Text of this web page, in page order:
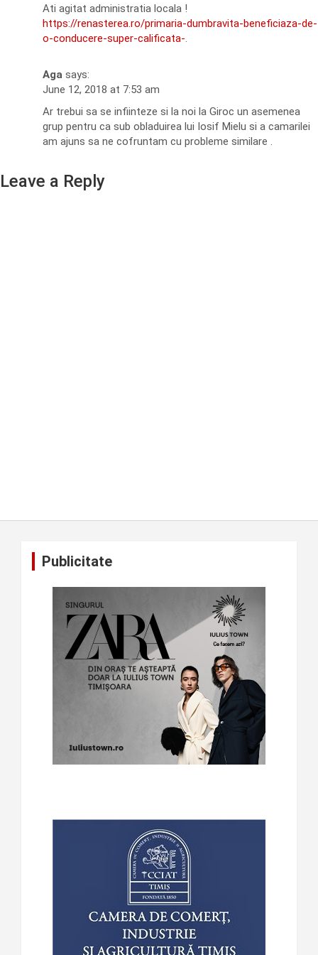
Ati agitat administratia locala !
https://renasterea.ro/primaria-dumbravita-beneficiaza-de-
o-conducere-super-calificata-.
Aga says:
June 12, 2018 at 7:53 am
Ar trebui sa se infiinteze si la noi la Giroc un asemenea
grup pentru ca sub obladuirea lui Iosif Mielu si a camarilei
am ajuns sa ne cofruntam cu probleme similare .
Leave a Reply
Publicitate